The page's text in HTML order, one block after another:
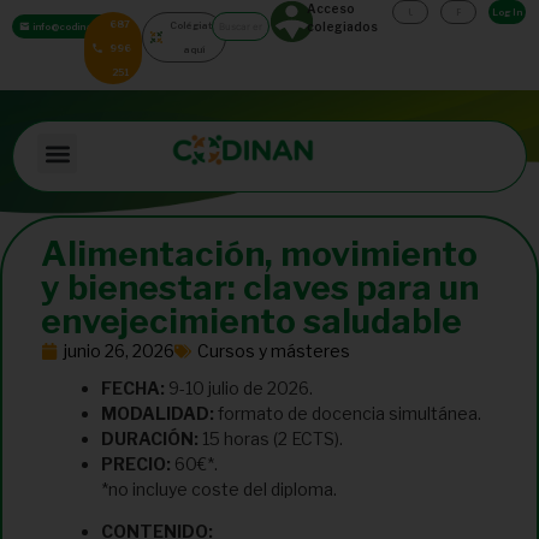
info@codinan.org687
996
251
Colégiate
aquí
Acceso
colegiados
Log In
Alimentación, movimiento
y bienestar: claves para un
envejecimiento saludable
junio 26, 2026
Cursos y másteres
FECHA: 9-10 julio de 2026.
MODALIDAD: formato de docencia simultánea.
DURACIÓN: 15 horas (2 ECTS).
PRECIO: 60€*.
*no incluye coste del diploma.
CONTENIDO: